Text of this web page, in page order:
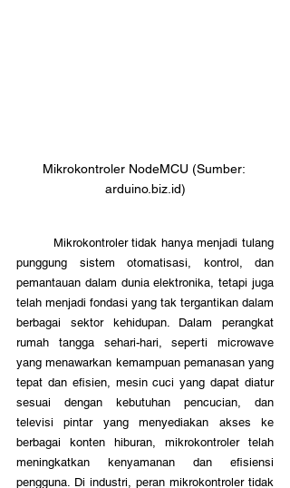
Mikrokontroler NodeMCU (Sumber:
arduino.biz.id)
punggung sistem otomatisasi, kontrol, dan
pemantauan dalam dunia elektronika, tetapi juga
telah menjadi fondasi yang tak tergantikan dalam
berbagai sektor kehidupan. Dalam perangkat
rumah tangga sehari-hari, seperti microwave
yang menawarkan kemampuan pemanasan yang
tepat dan efisien, mesin cuci yang dapat diatur
sesuai dengan kebutuhan pencucian, dan
televisi pintar yang menyediakan akses ke
berbagai konten hiburan, mikrokontroler telah
meningkatkan kenyamanan dan efisiensi
pengguna. Di industri, peran mikrokontroler tidak